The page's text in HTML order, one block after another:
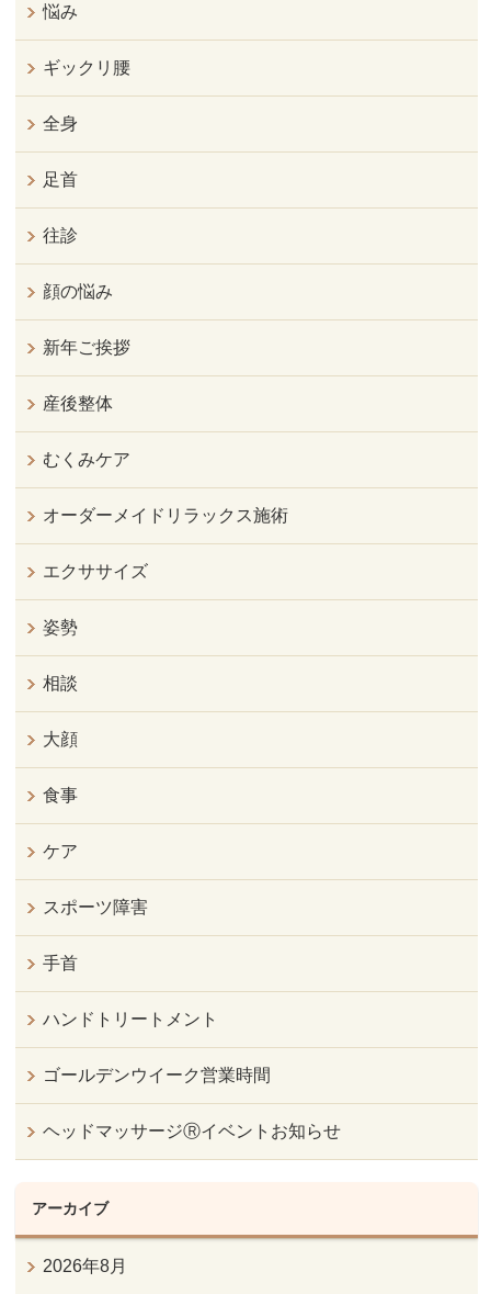
悩み
ギックリ腰
全身
足首
往診
顔の悩み
新年ご挨拶
産後整体
むくみケア
オーダーメイドリラックス施術
エクササイズ
姿勢
相談
大顔
食事
ケア
スポーツ障害
手首
ハンドトリートメント
ゴールデンウイーク営業時間
ヘッドマッサージⓇイベントお知らせ
アーカイブ
2026年8月